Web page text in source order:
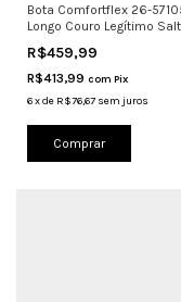
Bota Comfortflex 26-
Longo Couro Legítimo
R$459,99
R$413,99 com Pix
6xde R$76,67 sem juros
Comprar